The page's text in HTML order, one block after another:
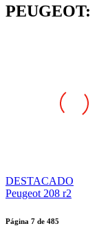
PEUGEOT:
DESTACADO
Peugeot 208 r2
Página 7 de 485